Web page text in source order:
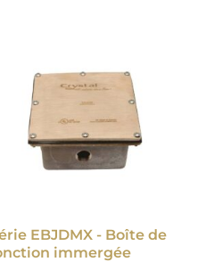
EBJDMX - Boîte de
immergée